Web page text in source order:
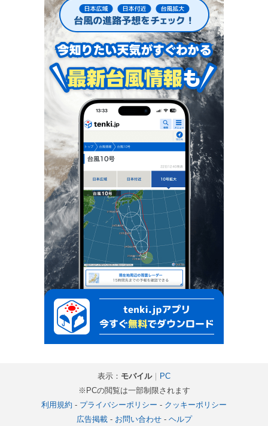
表示： モバイル｜ PC
※PCの閲覧は一部制限されます
利用規約 - プライバシーポリシー - クッキーポリシー
広告掲載- お問い合わせ- ヘルプ